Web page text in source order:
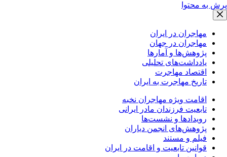
پرش به محتوا
مهاجران در ایران
مهاجران در جهان
پژوهش‌ها و آمارها
یادداشت‌های تحلیلی
اقتصاد مهاجرت
تاریخ مهاجرت به ایران
اقامت ویژه مهاجران نخبه
تابعیت فرزندان مادر ایرانی
رویدادها و نشست‌ها
پژوهش‌های انجمن دیاران
فیلم و مستند
قوانین تابعیت و اقامت در ایران